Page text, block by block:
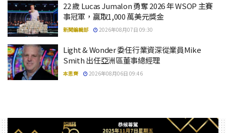
22 歲 Lucas Jumalon 勇奪 2026 年 WSOP 主賽
事冠軍，贏取1,000 萬美元獎金
新聞編輯部 2026年08月07日 09:30
Light & Wonder 委任行業資深從業員Mike
Smith 出任亞洲區董事總經理
本思齊 2026年08月06日 09:46